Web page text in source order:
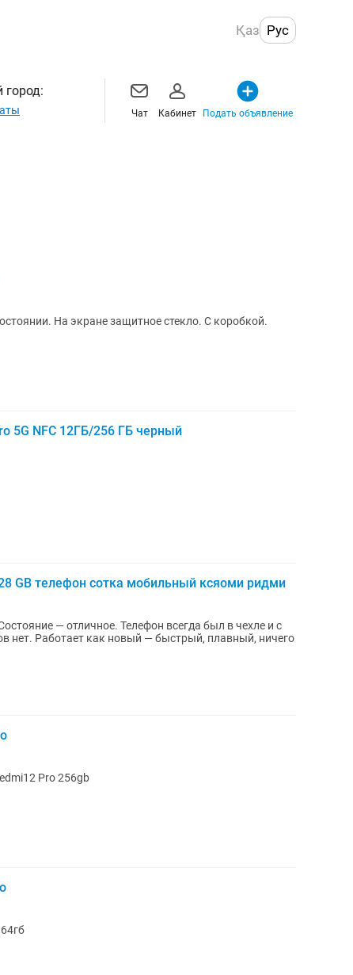
Қаз Рус
город:
Чат Кабинет Подать объявление
На экране защитное стекло. С коробкой.
5G NFC 12ГБ/256 ГБ черный
GB телефон сотка мобильный ксяоми ридми
нет. Работает как новый — быстрый, плавный, ничего
Pro 256gb